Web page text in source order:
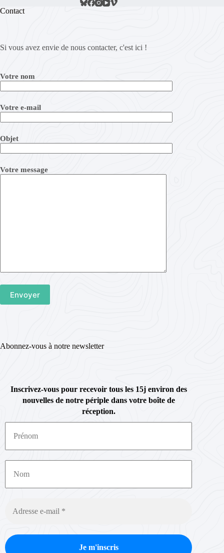
Contact
Si vous avez envie de nous contacter, c'est ici !
Votre nom
Votre e-mail
Objet
Votre message
Abonnez-vous à notre newsletter
Inscrivez-vous pour recevoir tous les 15j environ des
nouvelles de notre périple dans votre boîte de
réception.